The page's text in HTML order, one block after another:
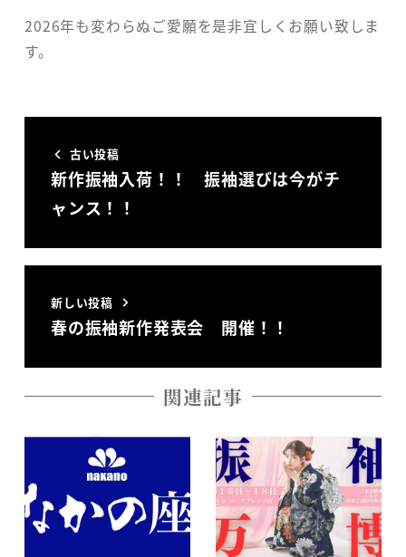
座
2026年も変わらぬご愛願を是非宜しくお願い致しま
す。
古い投稿
新作振袖入荷！！ 振袖選びは今がチ
ャンス！！
新しい投稿
春の振袖新作発表会 開催！！
関連記事